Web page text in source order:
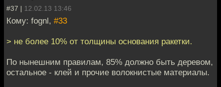
#37 | 12.02.13 13:46
Кому: fognl, #33
> не более 10% от толщины основания ракетки.
По нынешним правилам, 85% должно быть деревом,
остальное - клей и прочие волокнистые материалы.